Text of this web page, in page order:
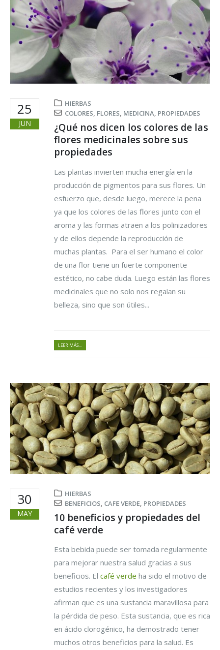
25
JUN
HIERBAS
COLORES, FLORES, MEDICINA, PROPIEDADES
¿Qué nos dicen los colores de las
flores medicinales sobre sus
propiedades
Las plantas invierten mucha energía en la
producción de pigmentos para sus flores. Un
esfuerzo que, desde luego, merece la pena
ya que los colores de las flores junto con el
aroma y las formas atraen a los polinizadores
y de ellos depende la reproducción de
muchas plantas. Para el ser humano el color
de una flor tiene un fuerte componente
estético, no cabe duda. Luego están las flores
medicinales que no solo nos regalan su
belleza, sino que son útiles...
LEER MÁS...
30
MAY
HIERBAS
BENEFICIOS CAFE VERDE PROPIEDADES
10 beneficios y propiedades del
café verde
Esta bebida puede ser tomada regularmente
para mejorar nuestra salud gracias a sus
beneficios. El café verde ha sido el motivo de
estudios recientes y los investigadores
afirman que es una sustancia maravillosa para
la pérdida de peso. Esta sustancia, que es rica
en ácido clorogénico, ha demostrado tener
muchos otros beneficios para la salud. Es